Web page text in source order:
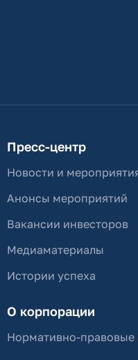
Пресс-центр
Новости и
Анонсы мероприятий
Вакансии инвесторов
Медиаматериалы
Истории успеха
О корпорации
Нормативно-правовые